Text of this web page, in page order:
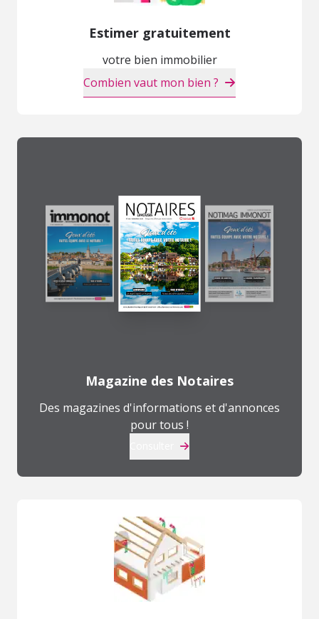
Estimer gratuitement
votre bien immobilier
Combien vaut mon bien ?
Magazine des Notaires
Des magazines d'informations et d'annonces
pour tous !